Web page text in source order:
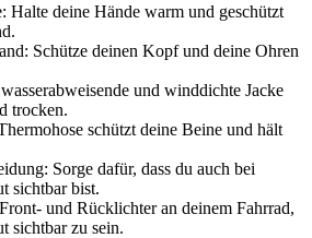
Halte deine Hände warm und geschützt
Schütze deinen Kopf und deine Ohren
und winddichte Jacke
trocken.
schützt deine Beine und hält
Sorge dafür, dass du auch bei
sichtbar bist.
und Rücklichter an deinem Fahrrad,
sichtbar zu sein.